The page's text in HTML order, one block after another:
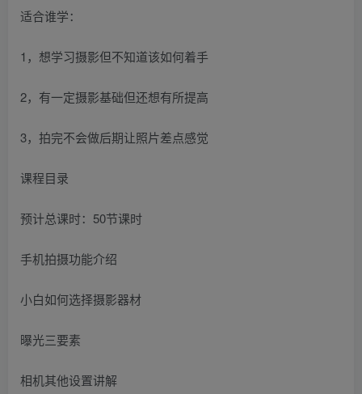
适合谁学：
1，想学习摄影但不知道该如何着手
2，有一定摄影基础但还想有所提高
3，拍完不会做后期让照片差点感觉
课程目录
预计总课时：50节课时
手机拍摄功能介绍
小白如何选择摄影器材
曝光三要素
相机其他设置讲解